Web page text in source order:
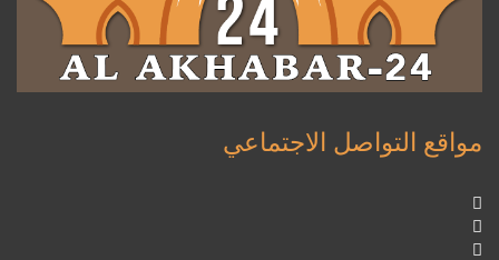
مواقع التواصل الاجتماعي